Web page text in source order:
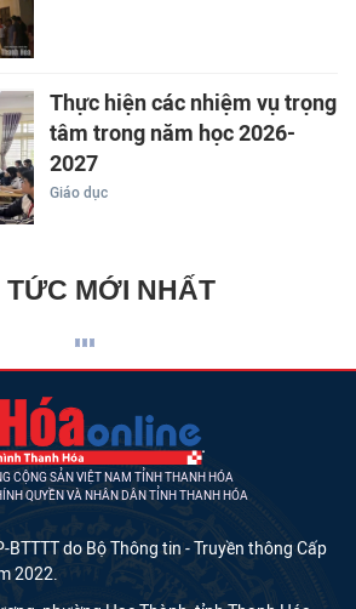
Thực hiện các nhiệm vụ trọng
tâm trong năm học 2026-
2027
Giáo dục
TỨC MỚI NHẤT
CỘNG SẢN VIỆT NAM TỈNH THANH HÓA
QUYỀN VÀ NHÂN DÂN TỈNH THANH HÓA
BTTTT do Bộ Thông tin - Truyền thông Cấp
2022.